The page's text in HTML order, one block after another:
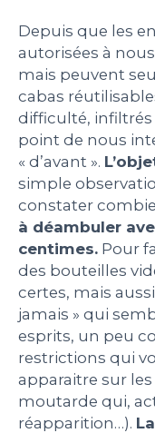
WORK
PEOPLE
LE
CONTACT
Mentions
Politique de
personnelles
Plan du site
Depuis que les
autorisées à
mais peuvent
cabas
difficulté,
point de nous
« d’avant ».
simple
constater
à déambuler
centimes. Pour
des bouteilles
certes, mais
jamais » qui
esprits, un peu
restrictions qui
apparaitre sur
moutarde qui,
réapparition…).